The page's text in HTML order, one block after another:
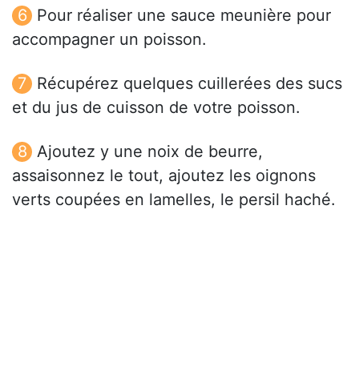
Pour réaliser une sauce meunière pour
accompagner un poisson.
Récupérez quelques cuillerées des sucs
et du jus de cuisson de votre poisson.
Ajoutez y une noix de beurre,
assaisonnez le tout, ajoutez les oignons
verts coupées en lamelles, le persil haché.